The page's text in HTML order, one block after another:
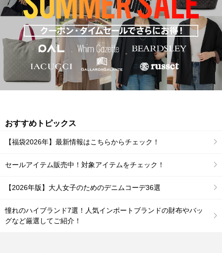
おすすめトピックス
【福袋2026年】最新情報はこちらからチェック！
セールアイテム販売中！対象アイテムをチェック！
【2026年版】大人女子のためのデニムコーデ36選
憧れのハイブランド7選！人気インポートブランドの財布やバッ
グなど厳選してご紹介！